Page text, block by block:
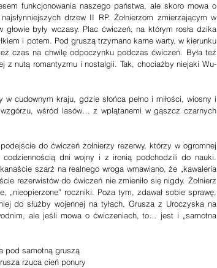
funkcjonowania naszego państwa, ale skoro mowa o
drzew II RP. Żołnierzom zmierzającym w
były wczasy. Plac ćwiczeń, na którym rosła dzika
i potem. Pod gruszą trzymano karne warty, w kierunku
czas na chwilę odpoczynku podczas ćwiczeń. Była też
z nutą romantyzmu i nostalgii. Tak, chociażby niejaki Wu-
cudownym kraju, gdzie słońca pełno i miłości, wiosny i
wśród lasów… z wplątanemi w gąszcz czarnych
dni wojny i z ironią podchodzili do nauki.
szarż na realnego wroga wmawiano, że „kawaleria
rezerwistów do ćwiczeń nie zmieniło się nigdy. Żołnierz
„nieopierzone” roczniki. Poza tym, zdawał sobie sprawę,
do służby wojennej na tyłach. Grusza z Uroczyska na
ale jeśli mowa o ćwiczeniach, to… jest i „samotna
pod samotną gruszą
rzuca cień ponury